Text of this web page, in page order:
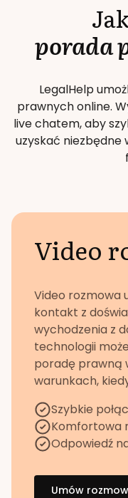
porada
LegalHelp
prawnych online.
live chatem, aby
uzyskać
Video
Video rozmowa
kontakt z
wychodzenia z
technologii
poradę prawną
warunkach,
Szybkie
Komfortowa
Odpowiedź
Umów